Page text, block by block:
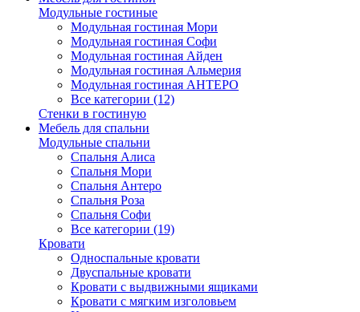
Модульные гостиные
Модульная гостиная Мори
Модульная гостиная Софи
Модульная гостиная Айден
Модульная гостиная Альмерия
Модульная гостиная АНТЕРО
Все категории (12)
Стенки в гостиную
Мебель для спальни
Модульные спальни
Спальня Алиса
Спальня Мори
Спальня Антеро
Спальня Роза
Спальня Софи
Все категории (19)
Кровати
Односпальные кровати
Двуспальные кровати
Кровати с выдвижными ящиками
Кровати с мягким изголовьем